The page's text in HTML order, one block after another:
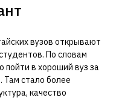
вузов открывают
По словам
пойти в хороший вуз за
Там стало более
качество